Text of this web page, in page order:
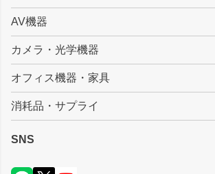
AV機器
カメラ・光学機器
オフィス機器・家具
消耗品・サプライ
SNS